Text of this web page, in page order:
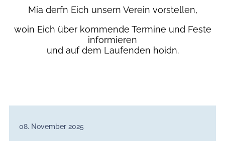
Mia derfn Eich unsern Verein vorstellen,
woin Eich über kommende Termine und Feste
informieren
und auf dem Laufenden hoidn.
08. November 2025